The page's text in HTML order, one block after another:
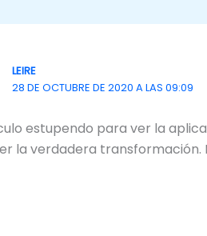
LEIRE
28 DE OCTUBRE DE 2020 A LAS 09:09
estupendo para ver la
la verdadera